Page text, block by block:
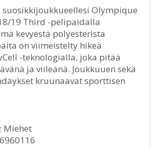
suosikkijoukkueellesi Olympique
19 Third -pelipaidalla
kevyestä polyesterista
on viimeistelty hikeä
-teknologialla, joka pitää
ja viileänä. Joukkuuen sekä
kruunaavat sporttisen
Miehet